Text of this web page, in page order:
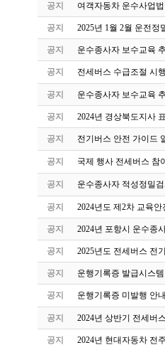
공지 여객자동차 운수사업
공지 2025년 1월 2월 운전
공지 운수종사자 보수교육
공지 전세버스 수급조절 시
공지 운수종사자 보수교육
공지 2024년 경상북도지사
공지 전기버스 안전 가이드
공지 국제 행사 전세버스 참
공지 운수종사자 적성정밀
공지 2024년도 제2차 교육
공지 2024년 포항시 운수종
공지 2025년도 전세버스 전
공지 운행기록증 발급시스
공지 운행기록증 미발행 안내
공지 2024년 상반기 전세버
공지 2024년 현대자동차 전